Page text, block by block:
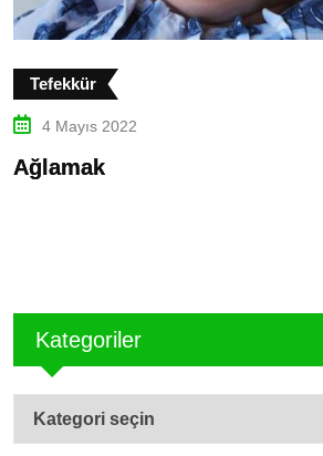
Kategoriler
Kategoriler
Tefekkür
4 Mayıs 2022
Ağlamak